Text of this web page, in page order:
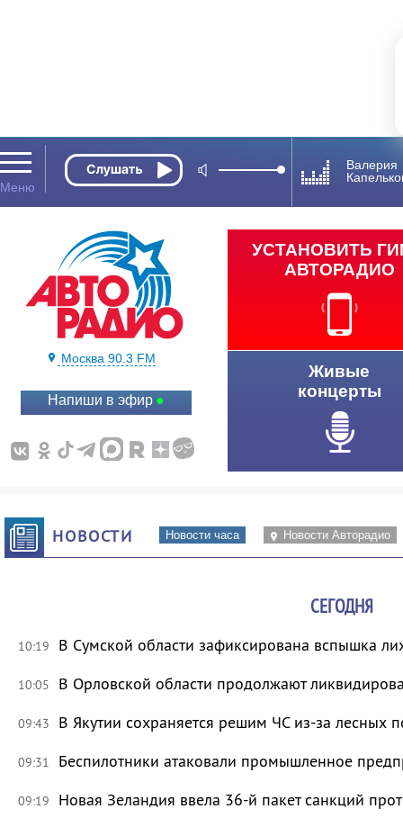
Валерия
Москва 90.3 FM
Напиши в эфир
УСТАНОВИТЬ
АВТОРАДИО
Живые
концерты
НОВОСТИ Новости часа Новости Авторадио
СЕГОДНЯ
10:19 В Сумской области зафиксирована вспышка
10:05 В Орловской области продолжают
09:43 В Якутии сохраняется решим ЧС из-за лесных
09:31 Беспилотники атаковали промышленное
09:19 Новая Зеландия ввела 36-й пакет санкций